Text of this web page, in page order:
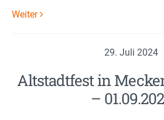
Weiter
29. Juli 2024
Altstadtfest in
–